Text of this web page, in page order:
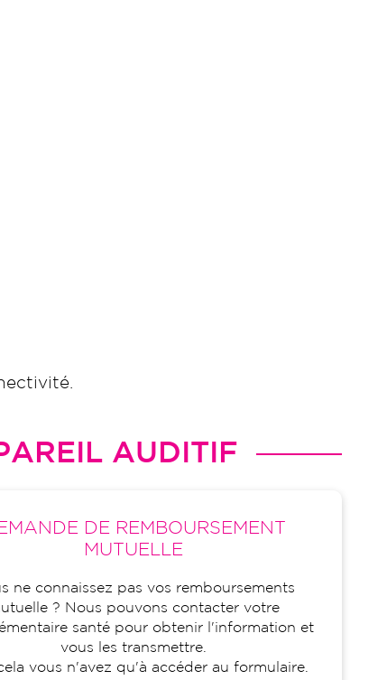
AUDITIF
DE REMBOURSEMENT
MUTUELLE
ne connaissez pas vos remboursements
? Nous pouvons contacter votre
santé pour obtenir l'information et
vous les transmettre.
vous n'avez qu'à accéder au formulaire.